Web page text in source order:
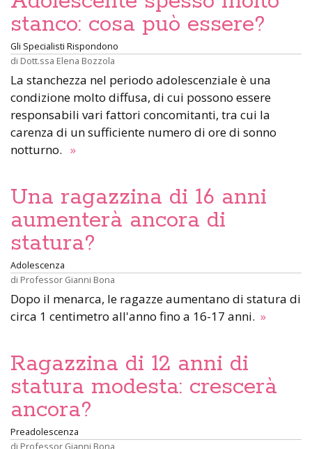
stanco: cosa può essere?
Gli Specialisti Rispondono
di Dott.ssa Elena Bozzola
La stanchezza nel periodo adolescenziale è una
condizione molto diffusa, di cui possono essere
responsabili vari fattori concomitanti, tra cui la
carenza di un sufficiente numero di ore di sonno
notturno. »
Una ragazzina di 16 anni
aumenterà ancora di
statura?
Adolescenza
di Professor Gianni Bona
Dopo il menarca, le ragazze aumentano di statura di
circa 1 centimetro all'anno fino a 16-17 anni. »
Ragazzina di 12 anni di
statura modesta: crescerà
ancora?
Preadolescenza
di Professor Gianni Bona